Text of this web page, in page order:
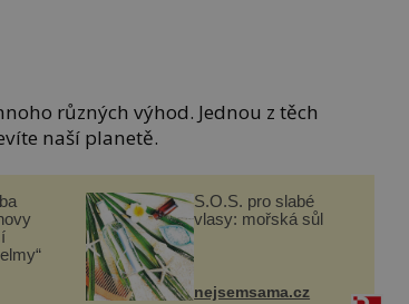
různých výhod. Jednou z těch
naší planetě.
S.O.S. pro slabé
vlasy: mořská sůl
nejsemsama.cz